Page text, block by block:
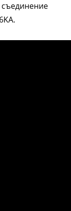
съединение